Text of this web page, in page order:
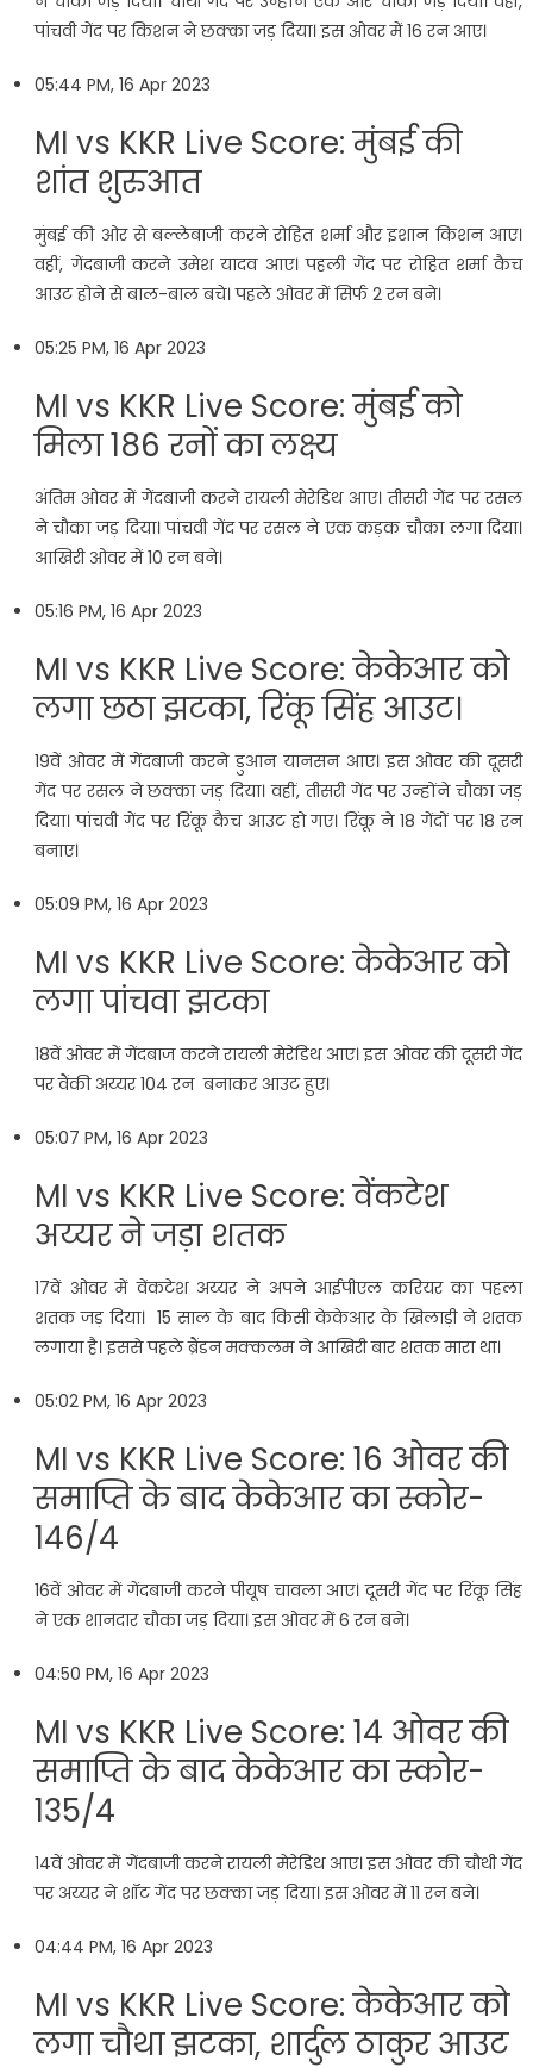
पांचवी गेंद पर किशन ने छक्का जड़ दिया। इस ओवर में 16 रन आए।
05:44 PM, 16 Apr 2023
MI vs KKR Live Score: मुंबई की
शांत शुरुआत
मुंबई की ओर से बल्लेबाजी करने रोहित शर्मा और इशान किशन आए।
वहीं, गेंदबाजी करने उमेश यादव आए। पहली गेंद पर रोहित शर्मा कैच
आउट होने से बाल-बाल बचे। पहले ओवर में सिर्फ 2 रन बने।
05:25 PM, 16 Apr 2023
MI vs KKR Live Score: मुंबई को
मिला 186 रनों का लक्ष्य
अंतिम ओवर में गेंदबाजी करने रायली मेरेडिथ आए। तीसरी गेंद पर रसल
ने चौका जड़ दिया। पांचवी गेंद पर रसल ने एक कड़क चौका लगा दिया।
आखिरी ओवर में 10 रन बने।
05:16 PM, 16 Apr 2023
MI vs KKR Live Score: केकेआर को
लगा छठा झटका, रिंकू सिंह आउट।
19वें ओवर में गेंदबाजी करने डुआन यानसन आए। इस ओवर की दूसरी
गेंद पर रसल ने छक्का जड़ दिया। वहीं, तीसरी गेंद पर उन्होंने चौका जड़
दिया। पांचवी गेंद पर रिंकू कैच आउट हो गए। रिंकू ने 18 गेंदों पर 18 रन
बनाए।
05:09 PM, 16 Apr 2023
MI vs KKR Live Score: केकेआर को
लगा पांचवा झटका
18वें ओवर में गेंदबाज करने रायली मेरेडिथ आए। इस ओवर की दूसरी गेंद
पर वैंकी अय्यर 104 रन बनाकर आउट हुए।
05:07 PM, 16 Apr 2023
MI vs KKR Live Score: वेंकटेश
अय्यर ने जड़ा शतक
17वें ओवर में वेंकटेश अय्यर ने अपने आईपीएल करियर का पहला
शतक जड़ दिया। 15 साल के बाद किसी केकेआर के खिलाड़ी ने शतक
लगाया है। इससे पहले ब्रैंडन मक्कलम ने आखिरी बार शतक मारा था।
05:02 PM, 16 Apr 2023
MI vs KKR Live Score: 16 ओवर की
समाप्ति के बाद केकेआर का स्कोर-
146/4
16वें ओवर में गेंदबाजी करने पीयूष चावला आए। दूसरी गेंद पर रिंकू सिंह
ने एक शानदार चौका जड़ दिया। इस ओवर में 6 रन बने।
04:50 PM, 16 Apr 2023
MI vs KKR Live Score: 14 ओवर की
समाप्ति के बाद केकेआर का स्कोर-
135/4
14वें ओवर में गेंदबाजी करने रायली मेरेडिथ आए। इस ओवर की चौथी गेंद
पर अय्यर ने शॉट गेंद पर छक्का जड़ दिया। इस ओवर में 11 रन बने।
04:44 PM, 16 Apr 2023
MI vs KKR Live Score: केकेआर को
लगा चौथा झटका, शार्दुल ठाकुर आउट